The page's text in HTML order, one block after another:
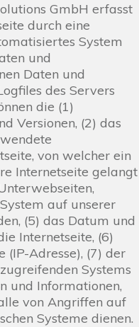
GmbH erfasst
durch eine
System
und
Daten und
des Servers
die (1)
Versionen, (2) das
von welcher ein
Internetseite gelangt
auf unserer
(5) das Datum und
Internetseite, (6)
(IP-Adresse), (7) der
Systems
und Informationen,
von Angriffen auf
Systeme dienen.